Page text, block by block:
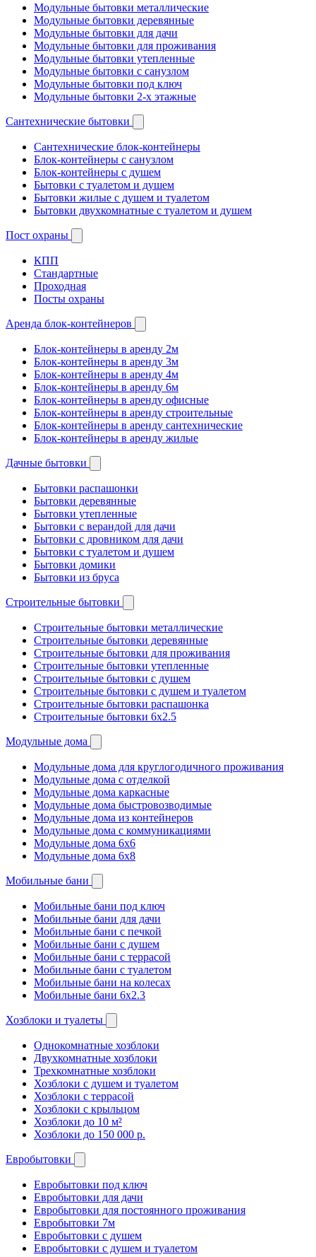
Модульные бытовки металлические
Модульные бытовки деревянные
Модульные бытовки для дачи
Модульные бытовки для проживания
Модульные бытовки утепленные
Модульные бытовки с санузлом
Модульные бытовки под ключ
Модульные бытовки 2-х этажные
Сантехнические бытовки
Сантехнические блок-контейнеры
Блок-контейнеры с санузлом
Блок-контейнеры с душем
Бытовки с туалетом и душем
Бытовки жилые с душем и туалетом
Бытовки двухкомнатные с туалетом и душем
Пост охраны
КПП
Стандартные
Проходная
Посты охраны
Аренда блок-контейнеров
Блок-контейнеры в аренду 2м
Блок-контейнеры в аренду 3м
Блок-контейнеры в аренду 4м
Блок-контейнеры в аренду 6м
Блок-контейнеры в аренду офисные
Блок-контейнеры в аренду строительные
Блок-контейнеры в аренду сантехнические
Блок-контейнеры в аренду жилые
Дачные бытовки
Бытовки распашонки
Бытовки деревянные
Бытовки утепленные
Бытовки с верандой для дачи
Бытовки с дровником для дачи
Бытовки с туалетом и душем
Бытовки домики
Бытовки из бруса
Строительные бытовки
Строительные бытовки металлические
Строительные бытовки деревянные
Строительные бытовки для проживания
Строительные бытовки утепленные
Строительные бытовки с душем
Строительные бытовки с душем и туалетом
Строительные бытовки распашонка
Строительные бытовки 6x2.5
Модульные дома
Модульные дома для круглогодичного проживания
Модульные дома с отделкой
Модульные дома каркасные
Модульные дома быстровозводимые
Модульные дома из контейнеров
Модульные дома с коммуникациями
Модульные дома 6x6
Модульные дома 6x8
Мобильные бани
Мобильные бани под ключ
Мобильные бани для дачи
Мобильные бани с печкой
Мобильные бани с душем
Мобильные бани с террасой
Мобильные бани с туалетом
Мобильные бани на колесах
Мобильные бани 6х2.3
Хозблоки и туалеты
Однокомнатные хозблоки
Двухкомнатные хозблоки
Трехкомнатные хозблоки
Хозблоки с душем и туалетом
Хозблоки с террасой
Хозблоки с крыльцом
Хозблоки до 10 м²
Хозблоки до 150 000 р.
Евробытовки
Евробытовки под ключ
Евробытовки для дачи
Евробытовки для постоянного проживания
Евробытовки 7м
Евробытовки с душем
Евробытовки с душем и туалетом